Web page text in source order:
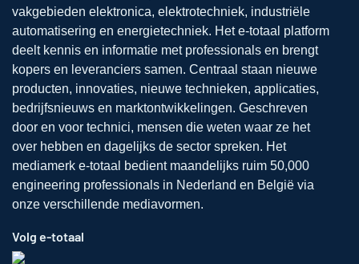
vakgebieden elektronica, elektrotechniek, industriële
automatisering en energietechniek. Het e-totaal platform
deelt kennis en informatie met professionals en brengt
kopers en leveranciers samen. Centraal staan nieuwe
producten, innovaties, nieuwe technieken, applicaties,
bedrijfsnieuws en marktontwikkelingen. Geschreven
door en voor technici, mensen die weten waar ze het
over hebben en dagelijks de sector spreken. Het
mediamerk e-totaal bedient maandelijks ruim 50,000
engineering professionals in Nederland en België via
onze verschillende mediavormen.
Volg e-totaal